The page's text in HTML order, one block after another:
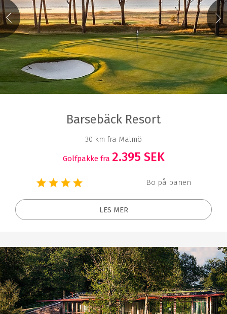
Barsebäck Resort
30 km fra Malmö
Golfpakke fra 2.395 SEK
Bo på banen
LES MER